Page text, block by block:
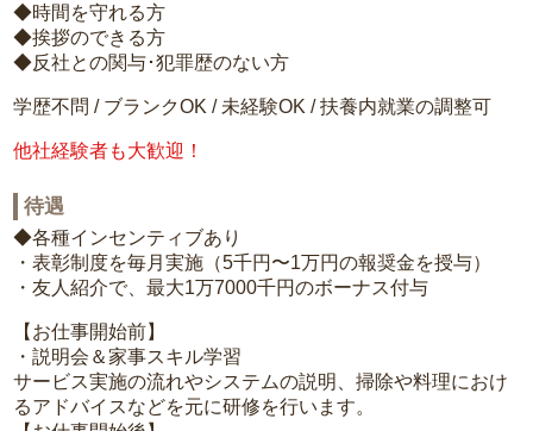
◆時間を守れる方
◆挨拶のできる方
◆反社との関与･犯罪歴のない方
学歴不問 / ブランクOK / 未経験OK / 扶養内就業の調整可
他社経験者も大歓迎！
待遇
◆各種インセンティブあり
・表彰制度を毎月実施（5千円〜1万円の報奨金を授与）
・友人紹介で、最大1万7000千円のボーナス付与
【お仕事開始前】
・説明会＆家事スキル学習
サービス実施の流れやシステムの説明、掃除や料理におけ
るアドバイスなどを元に研修を行います。